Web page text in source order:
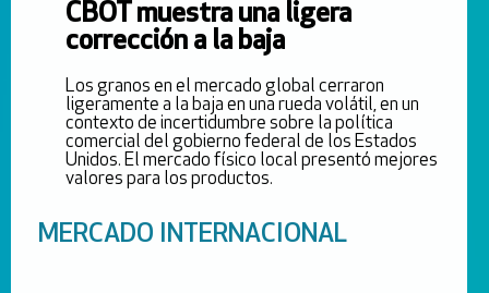
CBOT muestra una ligera
corrección a la baja
Los granos en el mercado global cerraron
ligeramente a la baja en una rueda volátil, en un
contexto de incertidumbre sobre la política
comercial del gobierno federal de los Estados
Unidos. El mercado físico local presentó mejores
valores para los productos.
MERCADO INTERNACIONAL